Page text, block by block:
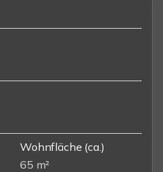
Wohnfläche (ca.)
65 m²